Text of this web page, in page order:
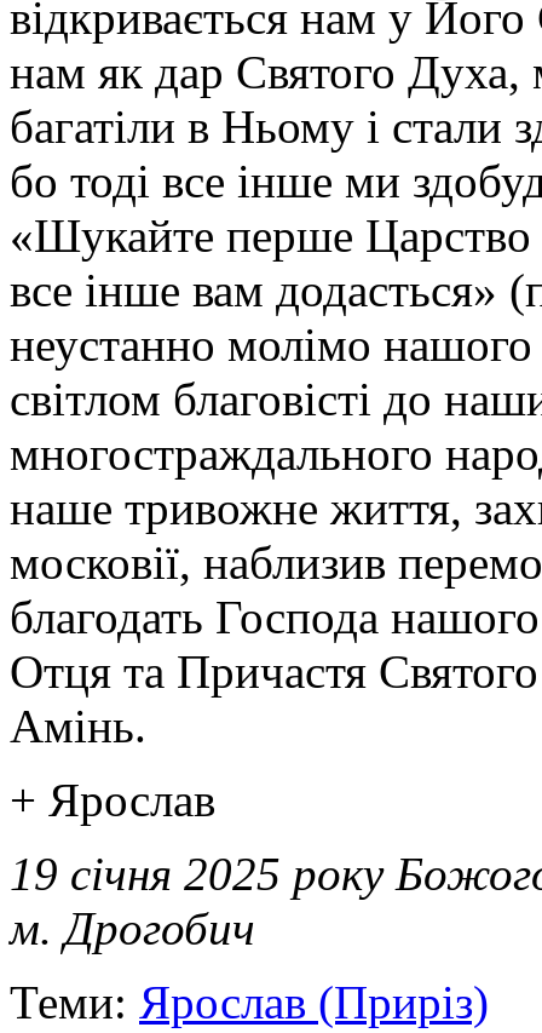
відкривається нам у Його
нам як дар Святого
багатіли в Ньому і стали
бо тоді все інше ми
«Шукайте перше Царство
все інше вам
неустанно молімо нашого
світлом благовісті до
многостраждального
наше тривожне життя,
московії, наблизив
благодать Господа
Отця та Причастя
Амінь.
+ Ярослав
19 січня 2025 року
м. Дрогобич
Теми: Ярослав (Приріз)